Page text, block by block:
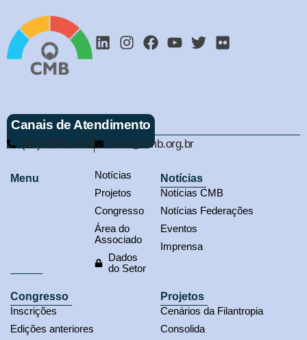
Canais de Atendimento
(61) 3321-9563 cmb@cmb.org.br
Menu
Notícias
Projetos
Congresso
Área do
Associado
Dados
do Setor
Notícias
Notícias CMB
Notícias Federações
Eventos
Imprensa
Congresso
Inscrições
Edições anteriores
Projetos
Cenários da Filantropia
Consolida